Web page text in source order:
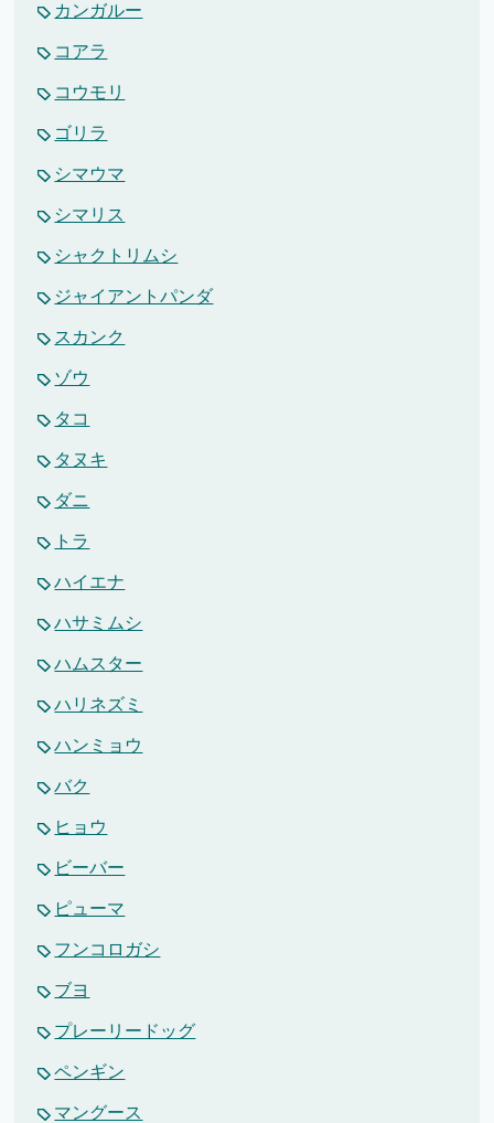
カンガルー
コアラ
コウモリ
ゴリラ
シマウマ
シマリス
シャクトリムシ
ジャイアントパンダ
スカンク
ゾウ
タコ
タヌキ
ダニ
トラ
ハイエナ
ハサミムシ
ハムスター
ハリネズミ
ハンミョウ
バク
ヒョウ
ビーバー
ピューマ
フンコロガシ
ブヨ
プレーリードッグ
ペンギン
マングース